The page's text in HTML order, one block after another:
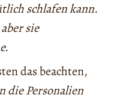
schlafen kann.
sie
das beachten,
die Personalien